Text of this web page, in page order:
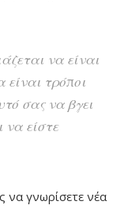
να είναι
τρόποι
σας να βγει
να είστε
να γνωρίσετε νέα